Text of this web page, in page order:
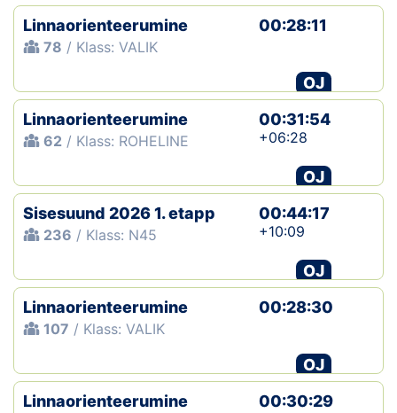
Linnaorienteerumine
78 / Klass: VALIK
00:28:11
OJ
Linnaorienteerumine
62 / Klass: ROHELINE
00:31:54
+06:28
OJ
Sisesuund 2026 1. etapp
236 / Klass: N45
00:44:17
+10:09
OJ
Linnaorienteerumine
107 / Klass: VALIK
00:28:30
OJ
Linnaorienteerumine
00:30:29